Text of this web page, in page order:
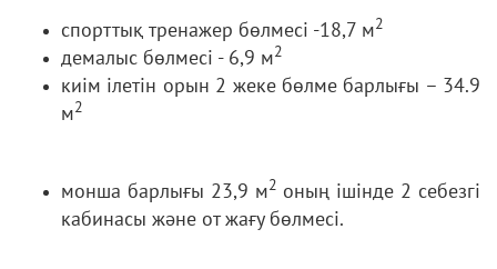
спорттық тренажер бөлмесі -18,7 м2
демалыс бөлмесі - 6,9 м2
киім ілетін орын 2 жеке бөлме барлығы – 34.9
м2
монша барлығы 23,9 м2 оның ішінде 2 себезгі
кабинасы және от жағу бөлмесі.